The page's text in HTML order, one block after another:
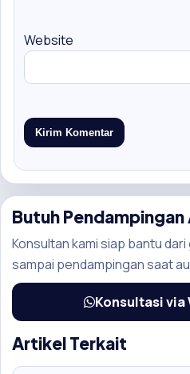
Website
Butuh
Konsultan kami siap bantu
sampai pendampingan saat
Konsultasi via
Artikel Terkait